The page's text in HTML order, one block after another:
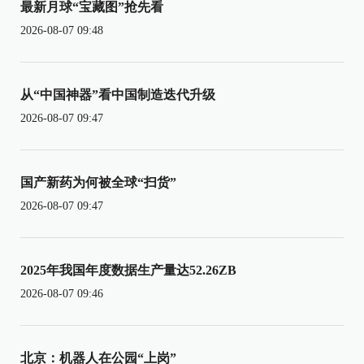
最新月球“宝藏图”抢先看
2026-08-07 09:48
从“中国神器”看中国制造迭代升级
2026-08-07 09:47
国产新药为何被全球“扫货”
2026-08-07 09:47
2025年我国年度数据生产量达52.26ZB
2026-08-07 09:46
北京：机器人在公园“上岗”